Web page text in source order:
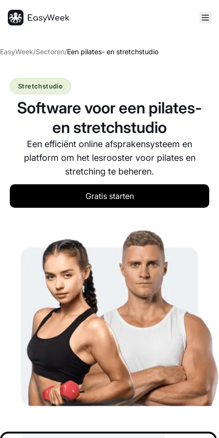
EasyWeek/Sectoren/Een pilates- en stretchstudio
Software voor een pilates-
en stretchstudio
Een efficiënt online afsprakensysteem en
platform om het lesrooster voor pilates en
stretching te beheren.
Stretchstudio
Gratis starten